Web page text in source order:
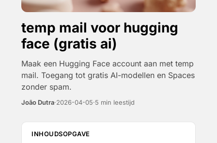
temp mail voor hugging
face (gratis ai)
Maak een Hugging Face account aan met temp
mail. Toegang tot gratis AI-modellen en Spaces
zonder spam.
João Dutra·2026-04-05·5 min leestijd
INHOUDSOPGAVE